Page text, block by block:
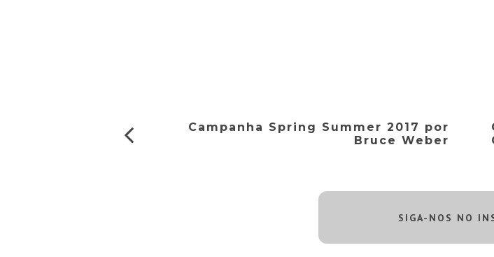
Campanha Spring Summer 2017 por
Bruce Weber
SIGA-NOS NO